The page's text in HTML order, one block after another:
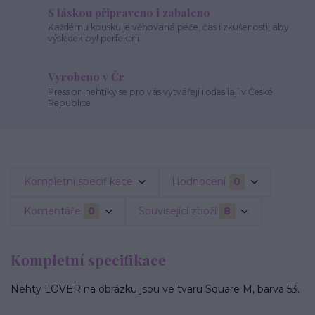
S láskou připraveno i zabaleno
Každému kousku je věnovaná péče, čas i zkušenosti, aby
výsledek byl perfektní.
Vyrobeno v Čr
Press on nehtíky se pro vás vytvářejí i odesílají v České
Republice.
Kompletní specifikace Hodnocení 0
Komentáře 0 Související zboží 8
Kompletní specifikace
Nehty LOVER na obrázku jsou ve tvaru Square M, barva 53.